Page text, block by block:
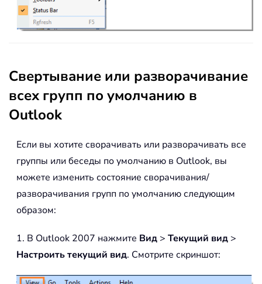
Свертывание или разворачивание
всех групп по умолчанию в
Outlook
Если вы хотите сворачивать или разворачивать все
группы или беседы по умолчанию в Outlook, вы
можете изменить состояние сворачивания/
разворачивания групп по умолчанию следующим
образом:
1. В Outlook 2007 нажмите Вид > Текущий вид >
Настроить текущий вид. Смотрите скриншот: